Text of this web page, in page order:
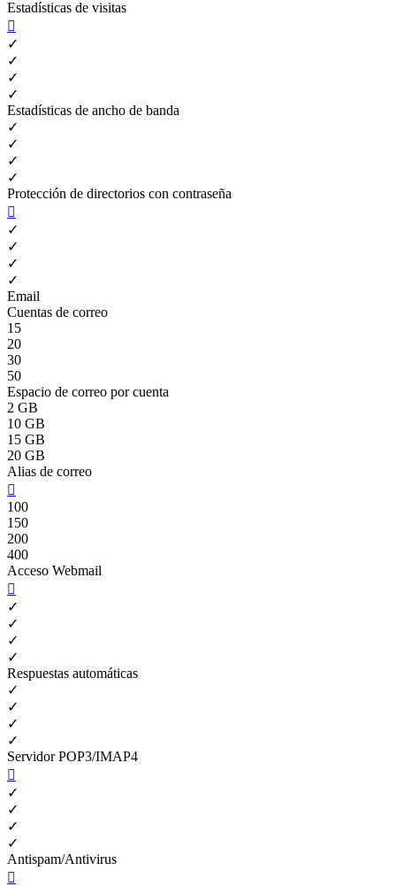
Estadísticas de visitas

✓
✓
✓
✓
Estadísticas de ancho de banda
✓
✓
✓
✓
Protección de directorios con contraseña

✓
✓
✓
✓
Email
Cuentas de correo
15
20
30
50
Espacio de correo por cuenta
2 GB
10 GB
15 GB
20 GB
Alias de correo

100
150
200
400
Acceso Webmail

✓
✓
✓
✓
Respuestas automáticas
✓
✓
✓
✓
Servidor POP3/IMAP4

✓
✓
✓
✓
Antispam/Antivirus
